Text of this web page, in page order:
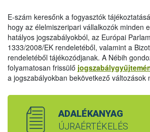
E-szám keresőnk a fogyasztók
hogy az élelmiszeripari vállalkozók minden
hatályos jogszabályokból, az Európai
1333/2008/EK rendeletéből, valamint a
rendeletéből tájékozódjanak. A Nébih
folyamatosan frissülő
a jogszabályokban bekövetkező változások
ADALÉKANYAG
ÚJRAÉRTÉKELÉS